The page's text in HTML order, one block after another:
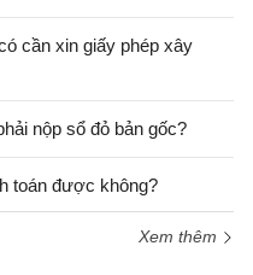
cần xin giấy phép xây
nộp sổ đỏ bản gốc?
toán được không?
Xem thêm